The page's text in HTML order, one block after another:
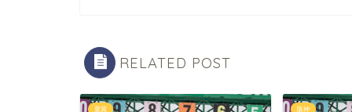
RELATED POST
重賞 阪神